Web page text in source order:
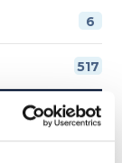
6
517